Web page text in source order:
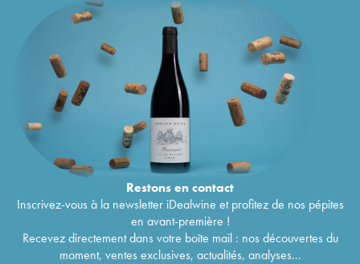
Restons encontact
Inscrivez-vous à la newsletter iDealwine et profitez de nos pépites
en avant-première !
Recevez directement dans votre boîte mail : nos découvertes du
moment, ventes exclusives, actualités, analyses...